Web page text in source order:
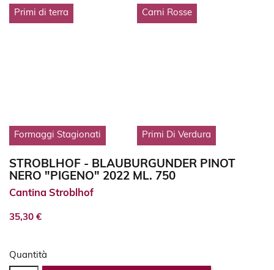
Primi di terra Carni Rosse
Formaggi Stagionati Primi Di Verdura
STROBLHOF - BLAUBURGUNDER PINOT
NERO "PIGENO" 2022 ML. 750
Cantina Stroblhof
35,30 €
Quantità